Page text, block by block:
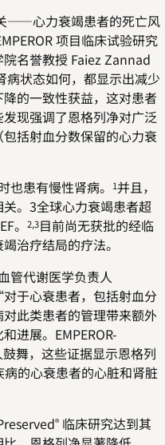
——心力衰竭患者的死亡风
项目临床试验研究
名誉教授 Faiez Zannad
状态如何，都显示出减少
的一致性获益，这对患者
现强调了恩格列净对广泛
括射血分数保留的心力衰
患有慢性肾病。
1并且，
。3全球心力衰竭患者超
。
2,3目前尚无获批的经临
治疗结局的疗法。
管代谢医学负责人
于心衰患者，包括射血分
此类患者的管理带来额外
进展。EMPEROR-
舞，这些证据显示恩格列
的心衰患者的心脏和肾脏
® 临床研究达到其